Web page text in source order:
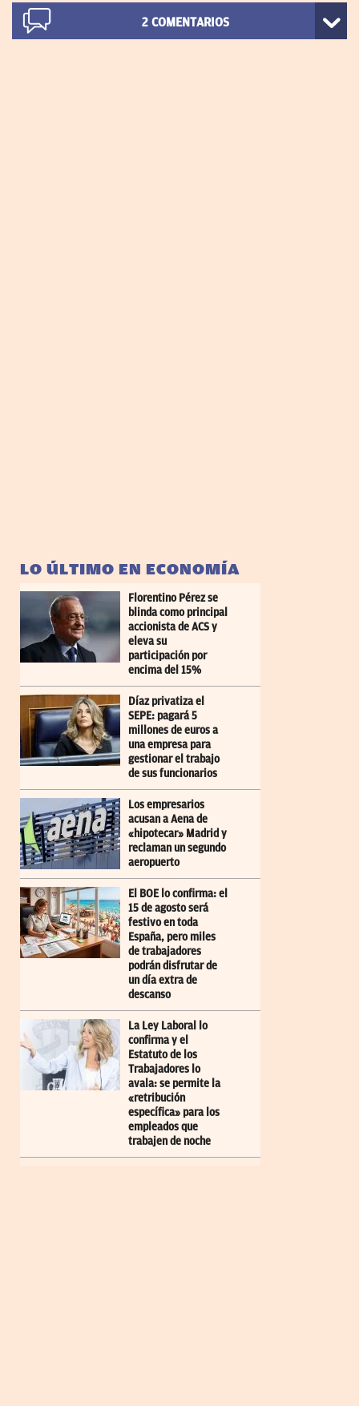
2 COMENTARIOS
LO ÚLTIMO EN ECONOMÍA
Florentino Pérez se
blinda como principal
accionista de ACS y
eleva su
participación por
encima del 15%
Díaz privatiza el
SEPE: pagará 5
millones de euros a
una empresa para
gestionar el trabajo
de sus funcionarios
Los empresarios
acusan a Aena de
«hipotecar» Madrid y
reclaman un segundo
aeropuerto
El BOE lo confirma: el
15 de agosto será
festivo en toda
España, pero miles
de trabajadores
podrán disfrutar de
un día extra de
descanso
La Ley Laboral lo
confirma y el
Estatuto de los
Trabajadores lo
avala: se permite la
«retribución
específica» para los
empleados que
trabajen de noche